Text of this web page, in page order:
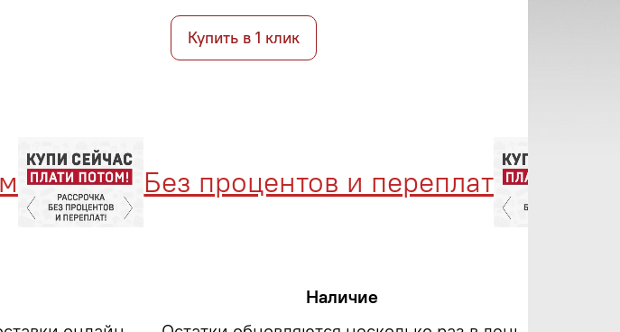
Купить в 1 клик
Без процентов и переплат
Наличие